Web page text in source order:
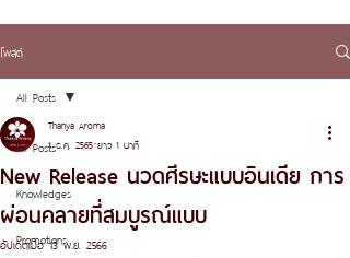
โพสต์
All Posts
Knowledges
Promotions
All Posts
New Release นวดศีรษะแบบอินเดีย การ
ผ่อนคลายที่สมบูรณ์แบบ
Thanya Aroma
1 ธ.ค. 2565 ยาว 1 นาที
อัปเดตเมื่อ13 พ.ย. 2566